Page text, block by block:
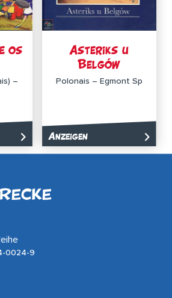
os
–
Asteriks u
Belgów
Polonais – Egmont Sp
Anzeigen
0024-9